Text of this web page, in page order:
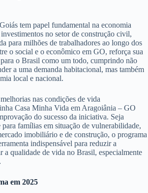
tem papel fundamental na economia
no setor de construção civil,
para milhões de trabalhadores ao longo dos
o social e o econômico em GO, reforça sua
o Brasil como um todo, cumprindo não
a uma demanda habitacional, mas também
local e nacional.
nas condições de vida
Casa Minha Vida em Aragoiânia – GO
do sucesso da iniciativa. Seja
famílias em situação de vulnerabilidade,
imobiliário e de construção, o programa
indispensável para reduzir a
a qualidade de vida no Brasil, especialmente
em 2025